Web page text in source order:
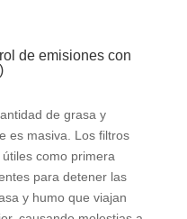
de emisiones con
de grasa y
es masiva. Los filtros
como primera
para detener las
y humo que viajan